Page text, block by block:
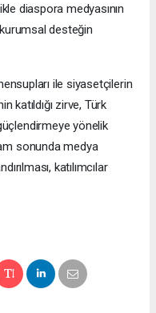
diaspora medyasının
desteğin
ile siyasetçilerin
katıldığı zirve, Türk
yönelik
sonunda medya
katılımcılar